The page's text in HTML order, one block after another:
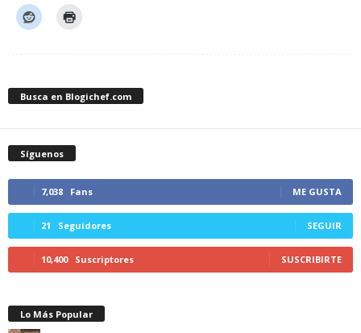
Busca en Blogichef.com
Síguenos
7,038 Fans ME GUSTA
21 Seguidores SEGUIR
10,400 Suscriptores SUSCRIBIRTE
Lo Más Popular